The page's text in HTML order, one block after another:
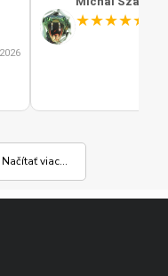
★★★★★
Načítať viac...